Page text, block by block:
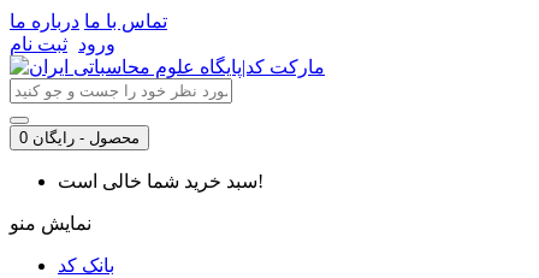
تماس با ما درباره ما
ورود ثبت نام
0 محصول - رایگان
سبد خرید شما خالی است!
نمایش منو
بانک کد